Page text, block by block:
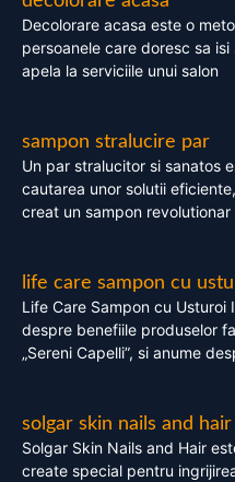
Decolorare acasa este o
persoanele care doresc sa
apela la serviciile unui salon
sampon stralucire par
Un par stralucitor si sanatos
cautarea unor solutii
creat un sampon
life care sampon cu
Life Care Sampon cu
despre benefiile produselor
„Sereni Capelli”, si anume
solgar skin nails and hair
Solgar Skin Nails and Hair
create special pentru